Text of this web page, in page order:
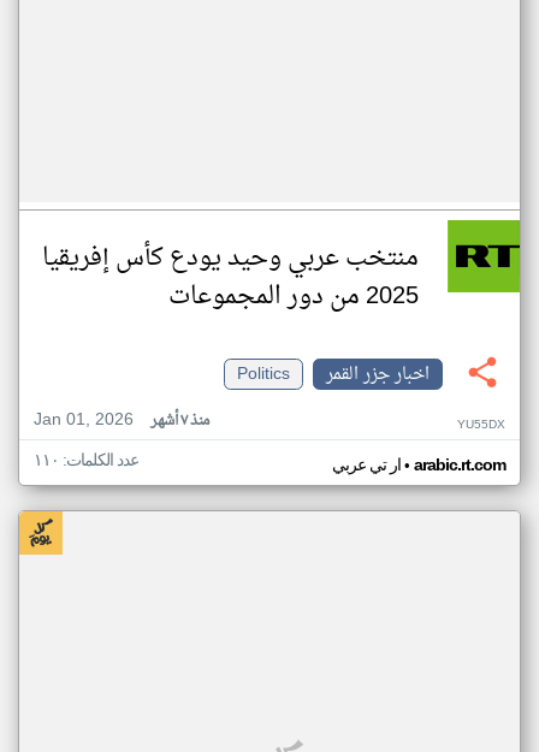
منتخب عربي وحيد يودع كأس إفريقيا
2025 من دور المجموعات
اخبار جزر القمر
Politics
Jan 01, 2026
منذ ٧ أشهر YU55DX
ار تي عربي• arabic.rt.com عدد الكلمات: ١١٠